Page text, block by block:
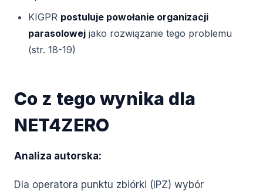
KIGPR postuluje powołanie organizacji
parasolowej jako rozwiązanie tego problemu
(str. 18-19)
Co z tego wynika dla
NET4ZERO
Analiza autorska:
Dla operatora punktu zbiórki (IPZ) wybór